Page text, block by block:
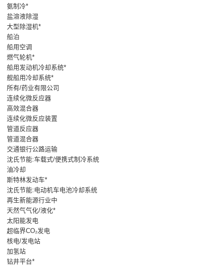
氨制冷*
盐溶液除湿
大型除湿机*
船泊
船用空调
燃气轮机*
船用发动机冷却系统*
舰船用冷却系统*
所有/药业有限公司
连续化微反应器
高效混合器
连续化微反应装置
管道反应器
管道混合器
交通银行公路运输
沈氏节能:车载式/便携式制冷系统
油冷却
斯特林发动车*
沈氏节能:电动机车电池冷却系统
再生新能源行业中
天然气气化/液化*
太阳能发电
超临界CO₂发电
核电/发电站
加氢站
钻井平台*